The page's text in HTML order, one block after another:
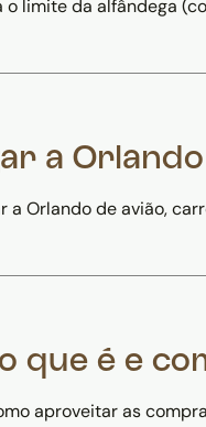
o limite da alfândega
a
a Orlando de avião,
que é e
aproveitar as